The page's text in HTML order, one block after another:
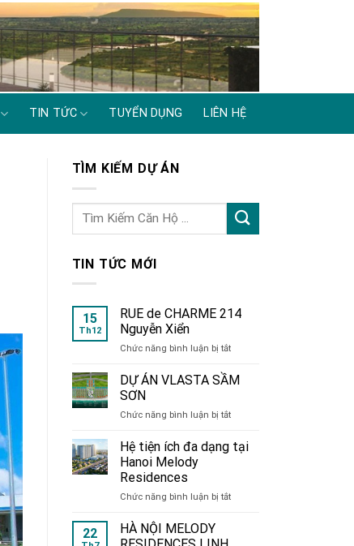
TIN TỨC TUYỂN DỤNG LIÊN HỆ
TÌM KIẾM DỰ ÁN
TIN TỨC MỚI
15
Th12
RUE de CHARME 214
Nguyễn Xiển
Chức năng bình luận bị tắtở
de
Nguyễn
DỰ ÁN VLASTA SẦM
SƠN
Chức năng bình luận bị tắtở
ÁN
VLASTA
Hệ tiện ích đa dạng tại
Hanoi Melody
Residences
Chức năng bình luận bị tắtở
22
HÀ NỘI MELODY